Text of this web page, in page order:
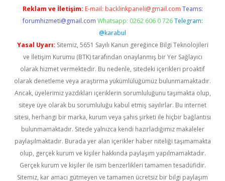
Reklam ve İletişim: E-mail: backlinkpaneli@gmail.com Teams:
forumhizmeti@gmail.com Whatsapp: 0262 606 0 726 Telegram:
@karabul
Yasal Uyarı: Sitemiz, 5651 Sayılı Kanun gereğince Bilgi Teknolojileri
ve İletişim Kurumu (BTK) tarafından onaylanmış bir Yer Sağlayıcı
olarak hizmet vermektedir. Bu nedenle, sitedeki içerikleri proaktif
olarak denetleme veya araştırma yükümlülüğümüz bulunmamaktadır.
Ancak, üyelerimiz yazdıkları içeriklerin sorumluluğunu taşımakta olup,
siteye üye olarak bu sorumluluğu kabul etmiş sayılırlar. Bu internet
sitesi, herhangi bir marka, kurum veya şahıs şirketi ile hiçbir bağlantısı
bulunmamaktadır. Sitede yalnızca kendi hazırladığımız makaleler
paylaşılmaktadır. Burada yer alan içerikler haber niteliği taşımamakta
olup, gerçek kurum ve kişiler hakkında paylaşım yapılmamaktadır.
Gerçek kurum ve kişiler ile isim benzerlikleri tamamen tesadüfidir.
Sitemiz, kar amacı gütmeyen ve tamamen ücretsiz bir bilgi paylaşım